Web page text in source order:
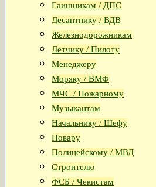
Гаишникам / ДПС
Десантнику / ВДВ
Железнодорожникам
Летчику / Пилоту
Менеджеру
Моряку / ВМФ
МЧС / Пожарному
Музыкантам
Начальнику / Шефу
Повару
Полицейскому / МВД
Строителю
ФСБ / Чекистам